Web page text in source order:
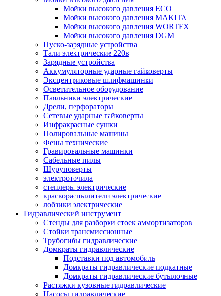
Мойки высокого давления ECO
Мойки высокого давления MAKITA
Мойки высокого давления WORTEX
Мойки высокого давления DGM
Пуско-зарядные устройства
Тали электрические 220в
Зарядные устройства
Аккумуляторные ударные гайковерты
Эксцентриковые шлифмашинки
Осветительное оборудование
Паяльники электрические
Дрели, перфораторы
Сетевые ударные гайковерты
Инфракрасные сушки
Полировальные машины
Фены технические
Гравировальные машинки
Сабельные пилы
Шуруповерты
электроточила
степлеры электрические
краскораспылители электрические
лобзики электрические
Гидравлический инструмент
Стенды для разборки стоек аммортизаторов
Стойки трансмиссионные
Трубогибы гидравлические
Домкраты гидравлические
Подставки под автомобиль
Домкраты гидравлические подкатные
Домкраты гидравлические бутылочные
Растяжки кузовные гидравлические
Насосы гидравлические